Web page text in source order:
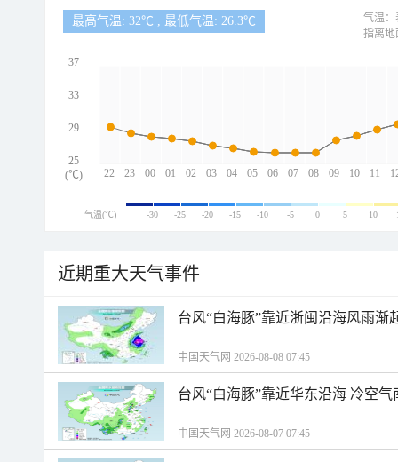
最高气温: 32℃ , 最低气温: 26.3℃
22 23 00 01 02 03 04 05 06 07 08 09 10 11
37
33
29
25
(℃)
气温：
指离地
气温(℃) -30 -25 -20 -15 -10 -5 0 5 10
近期重大天气事件
台风“白海豚”靠近浙闽沿海风雨渐
中国天气网 2026-08-08 07:45
台风“白海豚”靠近华东沿海 冷空
中国天气网 2026-08-07 07:45